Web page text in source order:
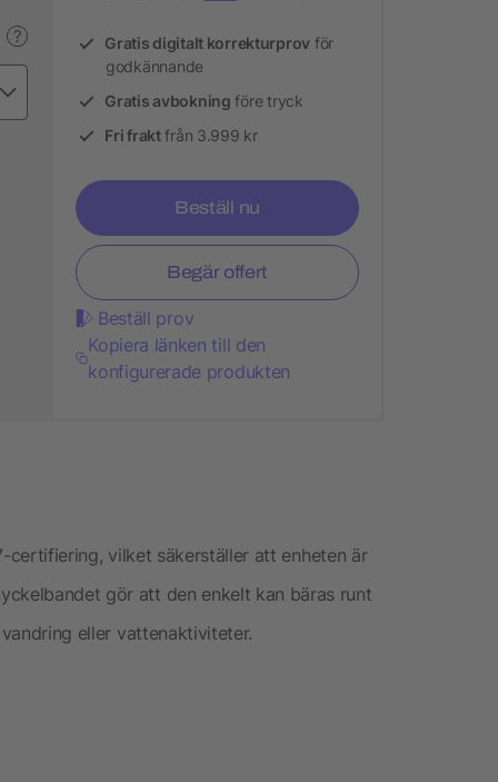
? Gratis digitalt korrekturprov för
godkännande
Gratis avbokning före tryck
Fri fraktfrån 3.999 kr
Beställ nu
Begär offert
Beställ prov
Kopiera länken till den
konfigurerade produkten
vilket säkerställer att enheten är
gör att den enkelt kan bäras runt
eller vattenaktiviteter.